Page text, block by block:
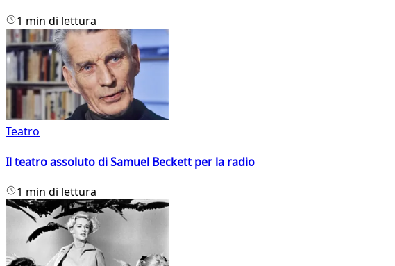
1 min di lettura
Teatro
Il teatro assoluto di Samuel Beckett per la radio
1 min di lettura